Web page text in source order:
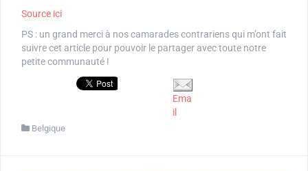
Source ici
PS : un grand merci à nos camarades contrariens qui m’ont fait
suivre cet article pour pouvoir le partager avec toute notre
petite communauté !
Ema
il
Belgique